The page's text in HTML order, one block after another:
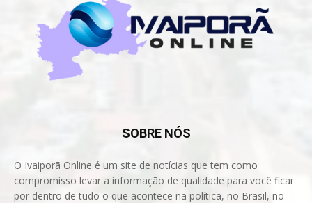
SOBRE NÓS
O Ivaiporã Online é um site de notícias que tem como
compromisso levar a informação de qualidade para você ficar
por dentro de tudo o que acontece na política, no Brasil, no